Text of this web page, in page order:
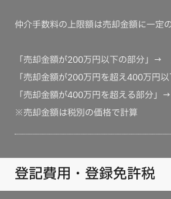
仲介手数料の上限額は売却金額に一定
「売却金額が200万円以下の部分」→
「売却金額が200万円を超え400万
「売却金額が400万円を超える部分
※売却金額は税別の価格で計算
登記費用・登録免許税